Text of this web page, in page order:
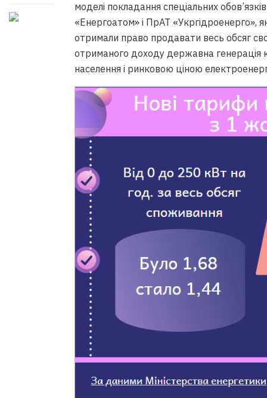
моделі покладання спеціальних
«Енергоатом» і ПрАТ «Укргідроенерго»,
отримали право продавати весь обсяг
отриманого доходу державна
населення і ринковою ціною